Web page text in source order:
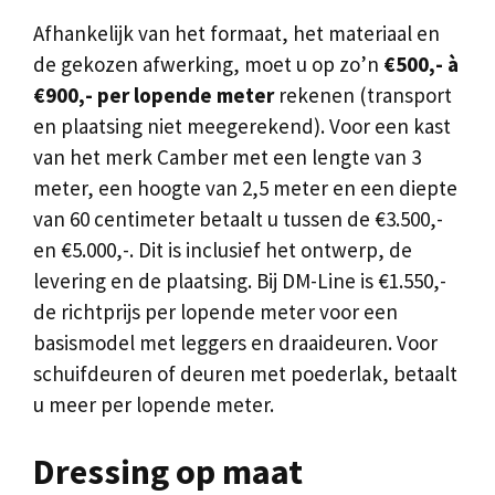
Afhankelijk van het formaat, het materiaal en
de gekozen afwerking, moet u op zo’n €500,- à
€900,- per lopende meterrekenen (transport
en plaatsing niet meegerekend). Voor een kast
van het merk Camber met een lengte van 3
meter, een hoogte van 2,5 meter en een diepte
van 60 centimeter betaalt u tussen de €3.500,-
en €5.000,-. Dit is inclusief het ontwerp, de
levering en de plaatsing. Bij DM-Line is €1.550,-
de richtprijs per lopende meter voor een
basismodel met leggers en draaideuren. Voor
schuifdeuren of deuren met poederlak, betaalt
u meer per lopende meter.
Dressing op maat